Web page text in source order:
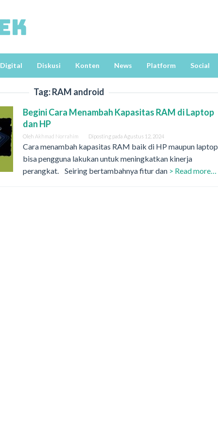
Digital Diskusi Konten News Platform Social
Tag:RAM android
Begini Cara Menambah Kapasitas RAM di Laptop
dan HP
Oleh Akhmad Norrahim Diposting pada Agustus 12, 2024
Cara menambah kapasitas RAM baik di HP maupun laptop
bisa pengguna lakukan untuk meningkatkan kinerja
perangkat. Seiring bertambahnya fitur dan > Read more…